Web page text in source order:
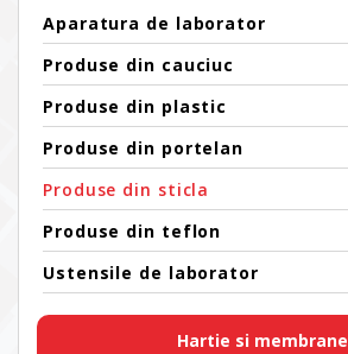
Aparatura de laborator
Produse din cauciuc
Produse din plastic
Produse din portelan
Produse din sticla
Produse din teflon
Ustensile de laborator
Hartie si membrane